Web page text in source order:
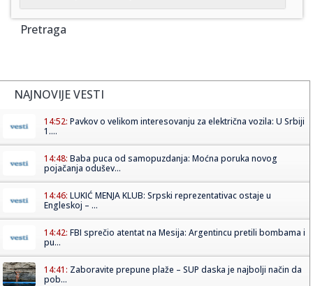
Pretraga
NAJNOVIJE VESTI
14:52: Pavkov o velikom interesovanju za električna vozila: U Srbiji
1....
14:48: Baba puca od samopuzdanja: Moćna poruka novog
pojačanja odušev...
14:46: LUKIĆ MENJA KLUB: Srpski reprezentativac ostaje u
Engleskoj – ...
14:42: FBI sprečio atentat na Mesija: Argentincu pretili bombama i
pu...
14:41: Zaboravite prepune plaže – SUP daska je najbolji način da
pob...